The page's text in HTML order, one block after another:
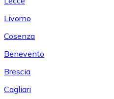
Livorno
Cosenza
Benevento
Brescia
Cagliari